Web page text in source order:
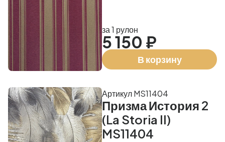
за 1 рулон
5 150 ₽
В корзину
Призма История 2
(La Storia II)
MS11404
Артикул MS11404